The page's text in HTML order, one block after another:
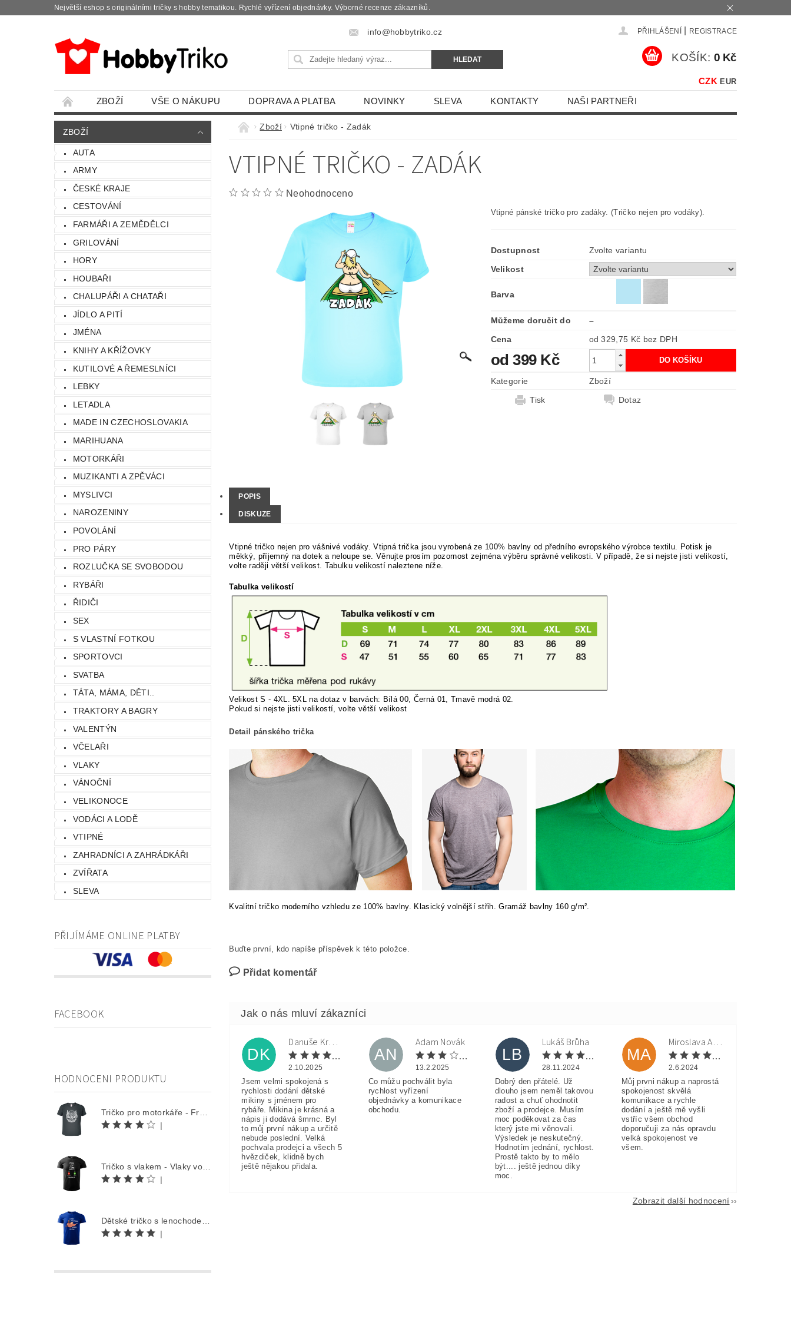
Největší eshop s originálními tričky s hobby tematikou. Rychlé vyřízení objednávky. Výborné recenze zákazníků.
info@hobbytriko.cz PŘIHLÁŠENÍ REGISTRACE
CZK EUR
KOŠÍK: 0 Kč
ZBOŽÍ VŠE O NÁKUPU DOPRAVA A PLATBA NOVINKY SLEVA KONTAKTY NAŠI PARTNEŘI
ZBOŽÍ
AUTA
ARMY
ČESKÉ KRAJE
CESTOVÁNÍ
FARMÁŘI A ZEMĚDĚLCI
GRILOVÁNÍ
HORY
HOUBAŘI
CHALUPÁŘI A CHATAŘI
JÍDLO A PITÍ
JMÉNA
KNIHY A KŘÍŽOVKY
KUTILOVÉ A ŘEMESLNÍCI
LEBKY
LETADLA
MADE IN CZECHOSLOVAKIA
MARIHUANA
MOTORKÁŘI
MUZIKANTI A ZPĚVÁCI
MYSLIVCI
NAROZENINY
POVOLÁNÍ
PRO PÁRY
ROZLUČKA SE SVOBODOU
RYBÁŘI
ŘIDIČI
SEX
S VLASTNÍ FOTKOU
SPORTOVCI
SVATBA
TÁTA, MÁMA, DĚTI..
TRAKTORY A BAGRY
VALENTÝN
VČELAŘI
VLAKY
VÁNOČNÍ
VELIKONOCE
VODÁCI A LODĚ
VTIPNÉ
ZAHRADNÍCI A ZAHRÁDKÁŘI
ZVÍŘATA
SLEVA
PŘIJÍMÁME ONLINE PLATBY
FACEBOOK
HODNOCENI PRODUKTU
|
|
|
Zboží Vtipné tričko - Zadák
VTIPNÉ TRIČKO - ZADÁK
Neohodnoceno
Vtipné pánské tričko pro zadáky. (Tričko nejen pro vodáky).
Dostupnost
Zvolte variantu
Velikost
Barva
Můžeme doručit do
–
Cena
od 329,75 Kč bez DPH
od 399 Kč
Kategorie
Zboží
Tisk
Dotaz
POPIS
DISKUZE
Vtipné tričko nejen pro vášnivé vodáky. Vtipná trička jsou vyrobená ze 100% bavlny od předního evropského výrobce textilu. Potisk je
měkký, příjemný na dotek a neloupe se. Věnujte prosím pozornost zejména výběru správné velikosti. V případě, že si nejste jisti velikostí,
volte raději větší velikost. Tabulku velikostí naleztene níže.
Tabulka velikostí
Velikost S - 4XL. 5XL na dotaz v barvách: Bílá 00, Černá 01, Tmavě modrá 02.
Pokud si nejste jisti velikostí, volte větší velikost
Detail pánského trička
Kvalitní tričko moderního vzhledu ze 100% bavlny. Klasický volnější střih. Gramáž bavlny 160 g/m².
Buďte první, kdo napíše příspěvek k této položce.
Přidat komentář
DK
Danuše Krulová
2.10.2025
Jsem velmi spokojená s
rychlosti dodání dětské
mikiny s jménem pro
rybáře. Mikina je krásná a
nápis ji dodává šmrnc. Byl
to můj první nákup a určitě
nebude poslední. Velká
pochvala prodejci a všech 5
hvězdiček, klidně bych
ještě nějakou přidala.
AN
Adam Novák
13.2.2025
Co můžu pochválit byla
rychlost vyřízení
objednávky a komunikace
obchodu.
LB
Lukáš Brůha
28.11.2024
Dobrý den přátelé. Už
dlouho jsem neměl takovou
radost a chuť ohodnotit
zboží a prodejce. Musím
moc poděkovat za čas
který jste mi věnovali.
Výsledek je neskutečný.
Hodnotím jednání, rychlost.
Prostě takto by to mělo
být.... ještě jednou díky
moc.
MA
Miroslava Andorková
2.6.2024
Můj prvni nákup a naprostá
spokojenost skvělá
komunikace a rychle
dodání a ještě mě vyšli
vstříc všem obchod
doporučuji za nás opravdu
velká spokojenost ve
všem.
Zobrazit další hodnocení